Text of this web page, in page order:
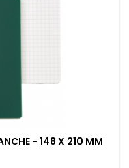
- 148 X 210 MM